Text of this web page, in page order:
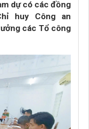
dự có các đồng
huy Công an
các Tổ công